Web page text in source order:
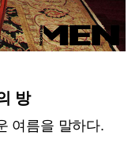
방
여름을 말하다.